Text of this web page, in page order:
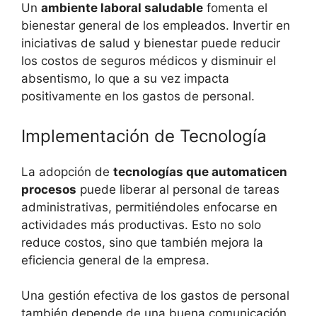
Un ambiente laboral saludable fomenta el
bienestar general de los empleados. Invertir en
iniciativas de salud y bienestar puede reducir
los costos de seguros médicos y disminuir el
absentismo, lo que a su vez impacta
positivamente en los gastos de personal.
Implementación de Tecnología
La adopción de tecnologías que automaticen
procesos puede liberar al personal de tareas
administrativas, permitiéndoles enfocarse en
actividades más productivas. Esto no solo
reduce costos, sino que también mejora la
eficiencia general de la empresa.
Una gestión efectiva de los gastos de personal